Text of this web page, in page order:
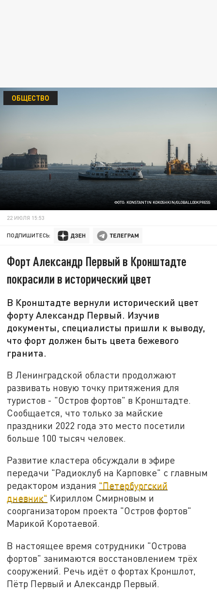
ФОТО: KONSTANTIN KOKOSHKIN/GLOBALLOOKPRESS
ОБЩЕСТВО
22 ИЮЛЯ 15:53
ПОДПИШИТЕСЬ:
Форт Александр Первый в Кронштадте
покрасили в исторический цвет
В Кронштадте вернули исторический цвет
форту Александр Первый. Изучив
документы, специалисты пришли к выводу,
что форт должен быть цвета бежевого
гранита.
В Ленинградской области продолжают
развивать новую точку притяжения для
туристов - "Остров фортов" в Кронштадте.
Сообщается, что только за майские
праздники 2022 года это место посетили
больше 100 тысяч человек.
Развитие кластера обсуждали в эфире
передачи "Радиоклуб на Карповке" с главным
редактором издания "Петербургский
дневник" Кириллом Смирновым и
соорганизатором проекта "Остров фортов"
Марикой Коротаевой.
В настоящее время сотрудники "Острова
фортов" занимаются восстановлением трёх
сооружений. Речь идёт о фортах Кроншлот,
Пётр Первый и Александр Первый.